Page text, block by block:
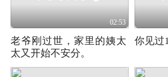
02:53
老爷刚过世，家里的姨太
太又开始不安分。
你见过